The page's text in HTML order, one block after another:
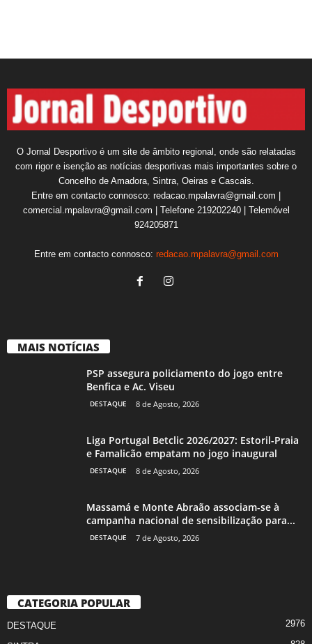
O Jornal Desportivo é um site de âmbito regional, onde são relatadas
com rigor e isenção as notícias desportivas mais importantes sobre o
Concelho de Amadora, Sintra, Oeiras e Cascais.
Entre em contacto connosco: redacao.mpalavra@gmail.com |
comercial.mpalavra@gmail.com | Telefone 219202240 | Telemóvel
924205871
Entre em contacto connosco: redacao.mpalavra@gmail.com
MAIS NOTÍCIAS
PSP assegura policiamento do jogo entre
Benfica e Ac. Viseu
DESTAQUE 8 de Agosto, 2026
Liga Portugal Betclic 2026/2027: Estoril-Praia
e Famalicão empatam no jogo inaugural
DESTAQUE 8 de Agosto, 2026
Massamá e Monte Abraão associam-se à
campanha nacional de sensibilização para...
DESTAQUE 7 de Agosto, 2026
CATEGORIA POPULAR
DESTAQUE 2976